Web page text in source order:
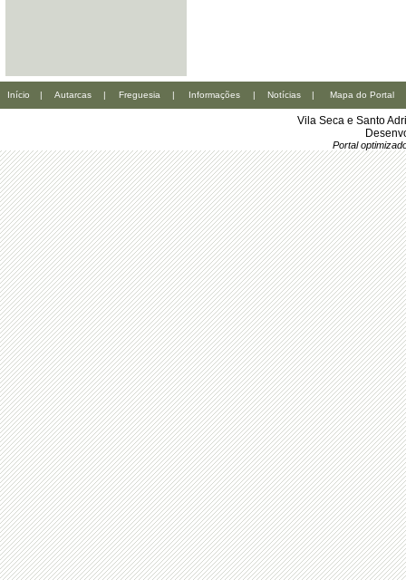
Início | Autarcas | Freguesia | Informações | Notícias | Mapa do Portal
Vila Seca e Santo
Portal